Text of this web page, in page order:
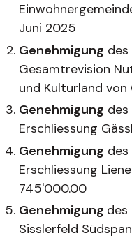
Juni 2025
Genehmigung
Gesamtrevision
und Kulturland
Genehmigung
Erschliessung
Genehmigung
Erschliessung
745'000.00
Genehmigung des
Sisslerfeld